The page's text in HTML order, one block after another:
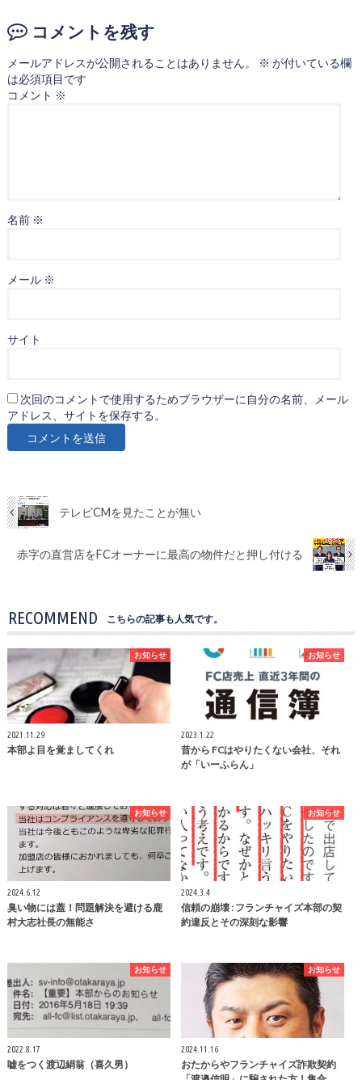
コメントを残す
メールアドレスが公開されることはありません。 ※ が付いている欄
は必須項目です
コメント ※
名前 ※
メール ※
サイト
次回のコメントで使用するためブラウザーに自分の名前、メール
アドレス、サイトを保存する。
テレビCMを見たことが無い
赤字の直営店をFCオーナーに最高の物件だと押し付ける
RECOMMEND こちらの記事も人気です。
お知らせ
2021.11.29
本部よ目を覚ましてくれ
お知らせ
2023.1.22
昔から FCはやりたくない会社、それ
が「いーふらん」
お知らせ
2024.6.12
臭い物には蓋！問題解決を避ける鹿
村大志社長の無能さ
お知らせ
2024.3.4
信頼の崩壊 : フランチャイズ本部の契
約違反とその深刻な影響
お知らせ
2022.8.17
嘘をつく渡辺絹翁（喜久男）
お知らせ
2024.11.16
おたからやフランチャイズ詐欺契約